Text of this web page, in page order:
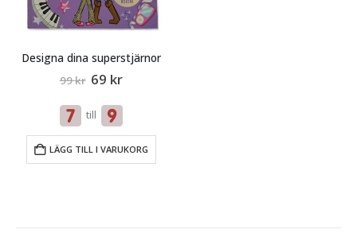
Designa dina superstjärnor
99kr Original
was:
99 kr.
69 krCurrent
is:
till
LÄGG TILL I VARUKORG